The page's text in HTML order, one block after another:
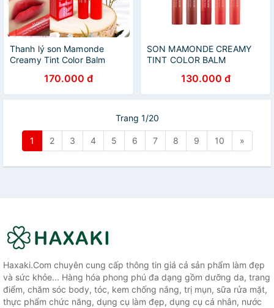
Thanh lý son Mamonde
Creamy Tint Color Balm
170.000 đ
SON MAMONDE CREAMY
TINT COLOR BALM
130.000 đ
Trang 1/20
1 2 3 4 5 6 7 8 9 10 »
Haxaki.Com chuyên cung cấp thông tin giá cả sản phẩm làm đẹp
và sức khỏe... Hàng hóa phong phú đa dạng gồm dưỡng da, trang
điểm, chăm sóc body, tóc, kem chống nắng, trị mụn, sữa rửa mặt,
thực phẩm chức năng, dụng cụ làm đẹp, dụng cụ cá nhân, nước